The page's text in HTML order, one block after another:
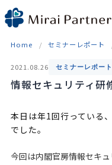
Skip
to
Home セミナーレポート
2021.08.26 セミナーレポート
情報セキュリティ研
本日は年1回行っている
でした。
今回は内閣官房情報セキ